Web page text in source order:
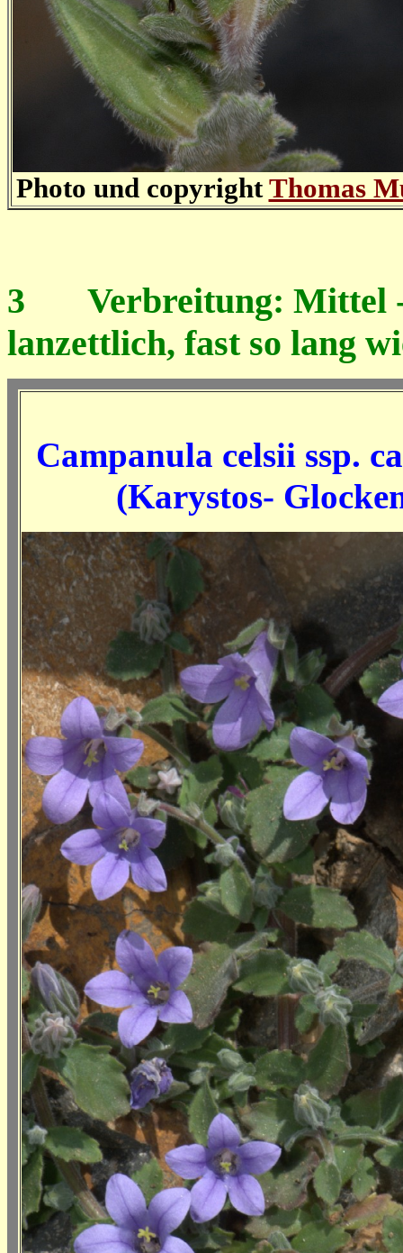
Photo und copyrightThomas
3 Verbreitung: Mittel -
lanzettlich, fast so lang
Campanula celsii ssp.
(Karystos-